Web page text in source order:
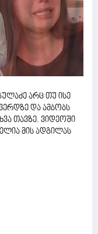
არც თუ ისე
და ამბობს
თავზე. ვიდეოში
მის ადგილას